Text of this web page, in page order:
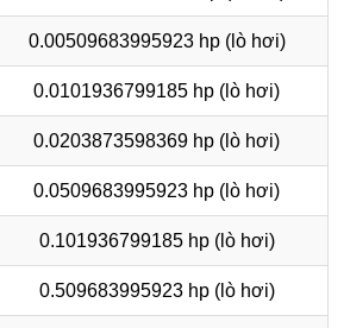
0.00509683995923 hp (lò hơi)
0.0101936799185 hp (lò hơi)
0.0203873598369 hp (lò hơi)
0.0509683995923 hp (lò hơi)
0.101936799185 hp (lò hơi)
0.509683995923 hp (lò hơi)